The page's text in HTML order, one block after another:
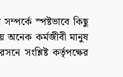
স্পষ্টভাবে কিছু
অনেক কর্মজীবী মানুষ
সংশ্লিষ্ট কর্তৃপক্ষের